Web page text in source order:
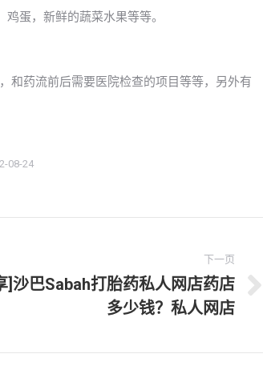
蛋，新鲜的蔬菜水果等等。
和药流前后需要医院检查的项目等等，另外有
08-24
下一页
]沙巴Sabah打胎药私人网店药店
多少钱？私人网店